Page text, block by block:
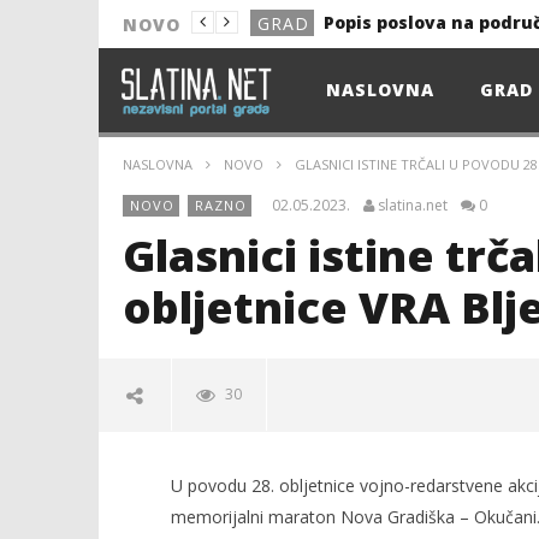
NOVO GRAD
Popis poslova na
NOVO
NOVO
NOVO
KULTURA
GRAD
13. akcija DDK u 2026.
NASLOVNA GRAD
NASLOVNA NOVO GLASNICI ISTINE TRČALI U POVODU
NOVO RAZNO 02.05.2023. slatina.net 0
Glasnici istine
obljetnice VRA
30
U povodu 28. obljetnice vojno-redarstvene
memorijalni maraton Nova Gradiška – Okučani.